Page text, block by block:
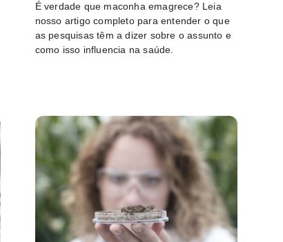
É verdade que maconha emagrece? Leia
nosso artigo completo para entender o que
as pesquisas têm a dizer sobre o assunto e
como isso influencia na saúde.